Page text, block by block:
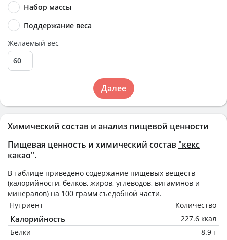
Химический состав и анализ пищевой ценности
Пищевая ценность и химический состав "кекс
какао".
В таблице приведено содержание пищевых веществ
(калорийности, белков, жиров, углеводов, витаминов и
минералов) на 100 грамм съедобной части.
Нутриент
Количество
Калорийность
227.6 ккал
Белки
8.9 г
Набор массы
Поддержание веса
Желаемый вес
Далее